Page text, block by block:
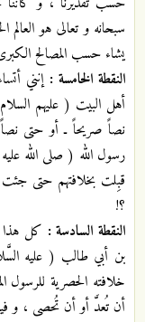
سبحانه و تعالى هو
يشاء حسب المصالح
النقطة الخامسة : إنني
أهل البيت ( عليهم
نصاً صريحاً ـ أو حتى نصاً
رسول الله ( صلى الله
قبِلت بخلافتهم حتى
؟!
النقطة السادسة : كل هذا
بن أبي طالب ( عليه
خلافته الحصرية
أن تُعدَّ أو أن تُحصى ، و